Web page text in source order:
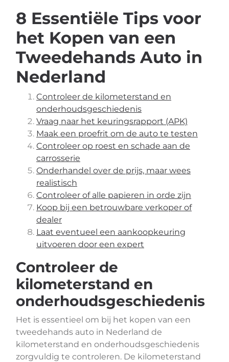
8 Essentiële Tips voor
het Kopen van een
Tweedehands Auto in
Nederland
Controleer de kilometerstand en
onderhoudsgeschiedenis
Vraag naar het keuringsrapport (APK)
Maak een proefrit om de auto te testen
Controleer op roest en schade aan de
carrosserie
Onderhandel over de prijs, maar wees
realistisch
Controleer of alle papieren in orde zijn
Koop bij een betrouwbare verkoper of
dealer
Laat eventueel een aankoopkeuring
uitvoeren door een expert
Controleer de
kilometerstand en
onderhoudsgeschiedenis
Het is essentieel om bij het kopen van een
tweedehands auto in Nederland de
kilometerstand en onderhoudsgeschiedenis
zorgvuldig te controleren. De kilometerstand